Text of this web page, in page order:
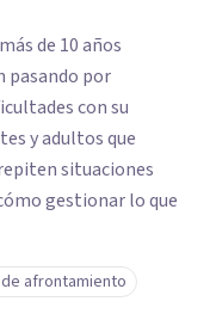
de 10 años
pasando por
con su
y adultos que
situaciones
gestionar lo que
afrontamiento